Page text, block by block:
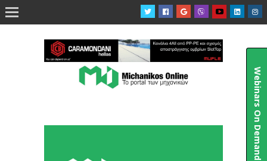

Webinars On Demand